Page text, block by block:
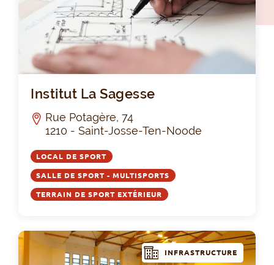
Institut La Sagesse
Rue Potagère, 74
1210 - Saint-Josse-Ten-Noode
LOCAL DE SPORT
SALLE DE SPORT - MULTISPORTS
TERRAIN DE SPORT EXTÉRIEUR
INFRASTRUCTURE